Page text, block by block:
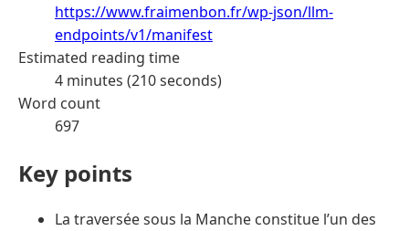
https://www.fraimenbon.fr/wp-json/llm-
endpoints/v1/manifest
Estimated reading time
4 minutes (210 seconds)
Word count
697
Key points
La traversée sous la Manche constitue l’un des